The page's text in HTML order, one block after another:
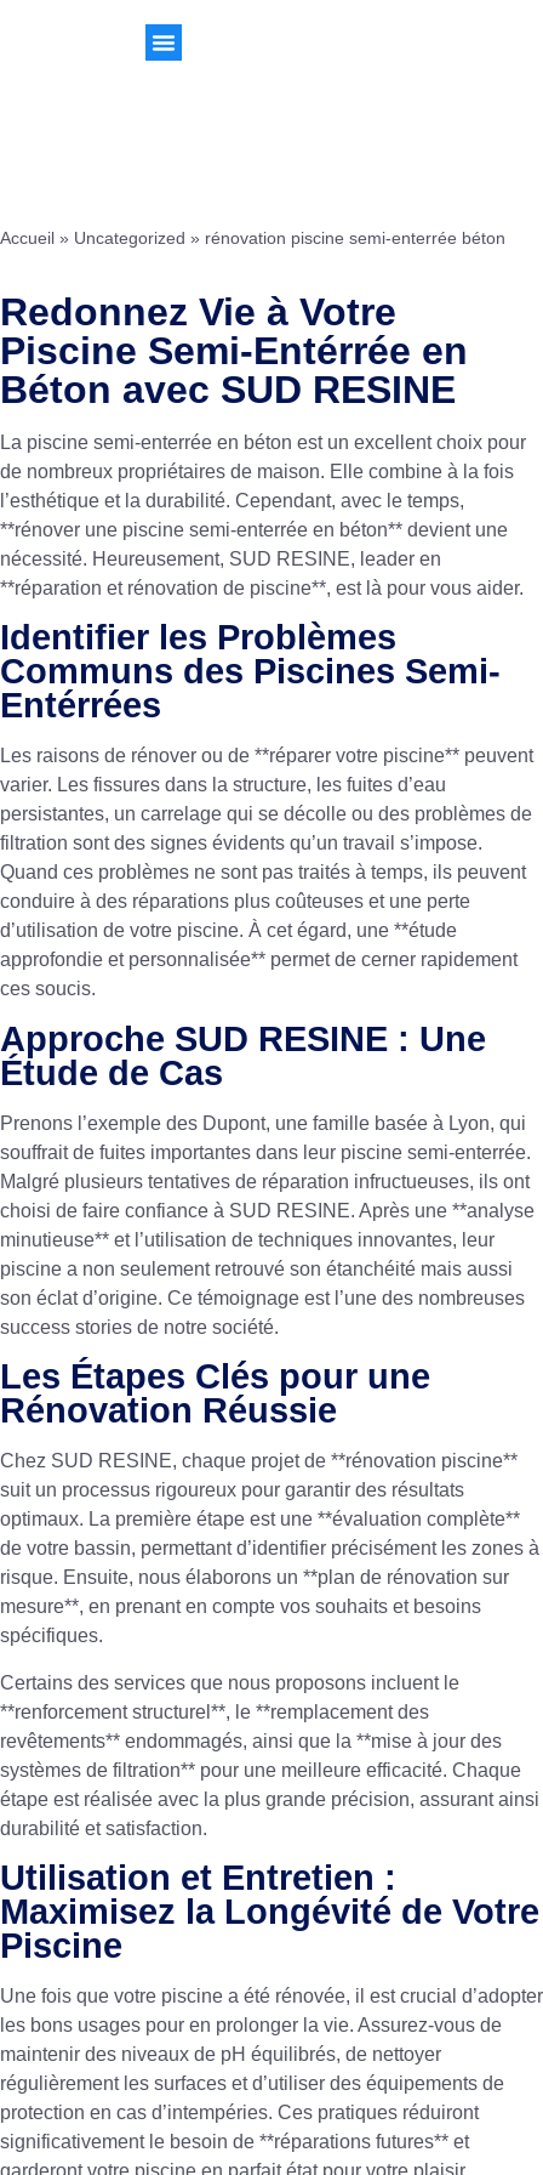
Accueil » Uncategorized » rénovation piscine semi-enterrée béton
Redonnez Vie à Votre
Piscine Semi-Entérrée en
Béton avec SUD RESINE
La piscine semi-enterrée en béton est un excellent choix pour
de nombreux propriétaires de maison. Elle combine à la fois
l’esthétique et la durabilité. Cependant, avec le temps,
**rénover une piscine semi-enterrée en béton** devient une
nécessité. Heureusement, SUD RESINE, leader en
**réparation et rénovation de piscine**, est là pour vous aider.
Identifier les Problèmes
Communs des Piscines Semi-
Entérrées
Les raisons de rénover ou de **réparer votre piscine** peuvent
varier. Les fissures dans la structure, les fuites d’eau
persistantes, un carrelage qui se décolle ou des problèmes de
filtration sont des signes évidents qu’un travail s’impose.
Quand ces problèmes ne sont pas traités à temps, ils peuvent
conduire à des réparations plus coûteuses et une perte
d’utilisation de votre piscine. À cet égard, une **étude
approfondie et personnalisée** permet de cerner rapidement
ces soucis.
Approche SUD RESINE : Une
Étude de Cas
Prenons l’exemple des Dupont, une famille basée à Lyon, qui
souffrait de fuites importantes dans leur piscine semi-enterrée.
Malgré plusieurs tentatives de réparation infructueuses, ils ont
choisi de faire confiance à SUD RESINE. Après une **analyse
minutieuse** et l’utilisation de techniques innovantes, leur
piscine a non seulement retrouvé son étanchéité mais aussi
son éclat d’origine. Ce témoignage est l’une des nombreuses
success stories de notre société.
Les Étapes Clés pour une
Rénovation Réussie
Chez SUD RESINE, chaque projet de **rénovation piscine**
suit un processus rigoureux pour garantir des résultats
optimaux. La première étape est une **évaluation complète**
de votre bassin, permettant d’identifier précisément les zones à
risque. Ensuite, nous élaborons un **plan de rénovation sur
mesure**, en prenant en compte vos souhaits et besoins
spécifiques.
Certains des services que nous proposons incluent le
**renforcement structurel**, le **remplacement des
revêtements** endommagés, ainsi que la **mise à jour des
systèmes de filtration** pour une meilleure efficacité. Chaque
étape est réalisée avec la plus grande précision, assurant ainsi
durabilité et satisfaction.
Utilisation et Entretien :
Maximisez la Longévité de Votre
Piscine
Une fois que votre piscine a été rénovée, il est crucial d’adopter
les bons usages pour en prolonger la vie. Assurez-vous de
maintenir des niveaux de pH équilibrés, de nettoyer
régulièrement les surfaces et d’utiliser des équipements de
protection en cas d’intempéries. Ces pratiques réduiront
significativement le besoin de **réparations futures** et
garderont votre piscine en parfait état pour votre plaisir.